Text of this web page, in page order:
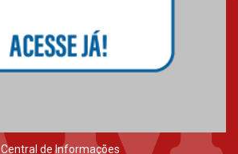
Central de Informações